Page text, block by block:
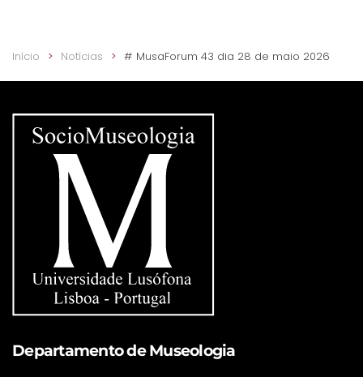
Início Notícias # MusaForum 43 dia 28 de maio 2026
Departamento de Museologia